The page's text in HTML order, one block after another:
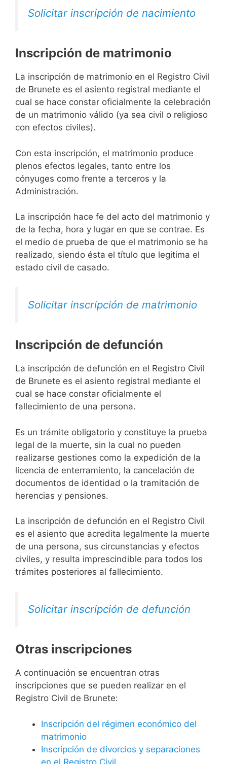
Solicitar inscripción de nacimiento
Inscripción de matrimonio
La inscripción de matrimonio en el Registro Civil
de Brunete es el asiento registral mediante el
cual se hace constar oficialmente la celebración
de un matrimonio válido (ya sea civil o religioso
con efectos civiles).
Con esta inscripción, el matrimonio produce
plenos efectos legales, tanto entre los
cónyuges como frente a terceros y la
Administración.
La inscripción hace fe del acto del matrimonio y
de la fecha, hora y lugar en que se contrae. Es
el medio de prueba de que el matrimonio se ha
realizado, siendo ésta el título que legitima el
estado civil de casado.
Solicitar inscripción de matrimonio
Inscripción de defunción
La inscripción de defunción en el Registro Civil
de Brunete es el asiento registral mediante el
cual se hace constar oficialmente el
fallecimiento de una persona.
Es un trámite obligatorio y constituye la prueba
legal de la muerte, sin la cual no pueden
realizarse gestiones como la expedición de la
licencia de enterramiento, la cancelación de
documentos de identidad o la tramitación de
herencias y pensiones.
La inscripción de defunción en el Registro Civil
es el asiento que acredita legalmente la muerte
de una persona, sus circunstancias y efectos
civiles, y resulta imprescindible para todos los
trámites posteriores al fallecimiento.
Solicitar inscripción de defunción
Otras inscripciones
A continuación se encuentran otras
inscripciones que se pueden realizar en el
Registro Civil de Brunete:
Inscripción del régimen económico del
matrimonio
Inscripción de divorcios y separaciones
en el Registro Civil